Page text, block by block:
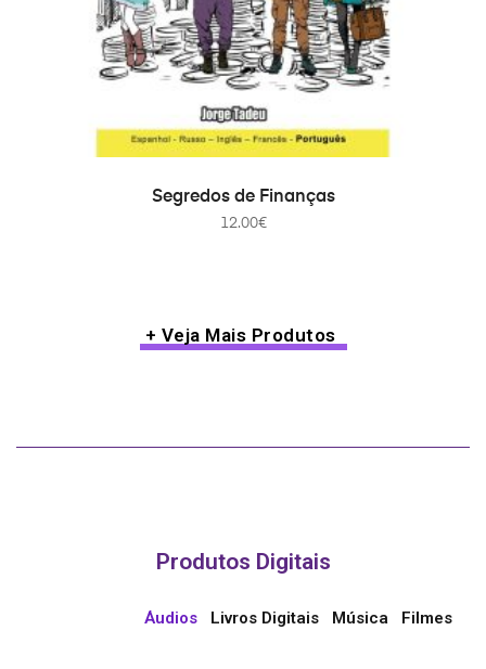
ADICIONAR
Segredos de Finanças
12.00€
+ Veja Mais Produtos
Produtos Digitais
Áudios Livros Digitais Música Filmes